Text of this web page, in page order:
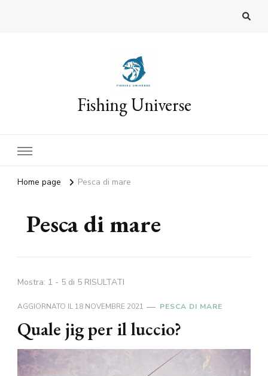
Fishing Universe
Home page Pesca di mare
Pesca di mare
Mostra: 1 - 5 di 5 RISULTATI
AGGIORNATO IL18 NOVEMBRE 2021 PESCA DI MARE
Quale jig per il luccio?